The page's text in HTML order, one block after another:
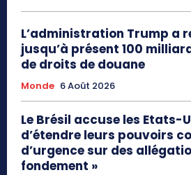
L’administration Trump a
jusqu’à présent 100
de droits de douane
Monde 6 Août 2026
Le Brésil accuse les Etats-
d’étendre leurs pouvoirs
d’urgence sur des
fondement »